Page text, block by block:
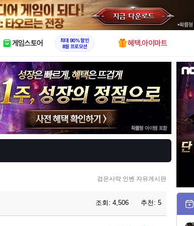
X
게임스토어
최대 90% 할인
8월 프로모션
혜택.아이마트
검은사막 인벤 자유게시판
조회: 4,506 추천: 5